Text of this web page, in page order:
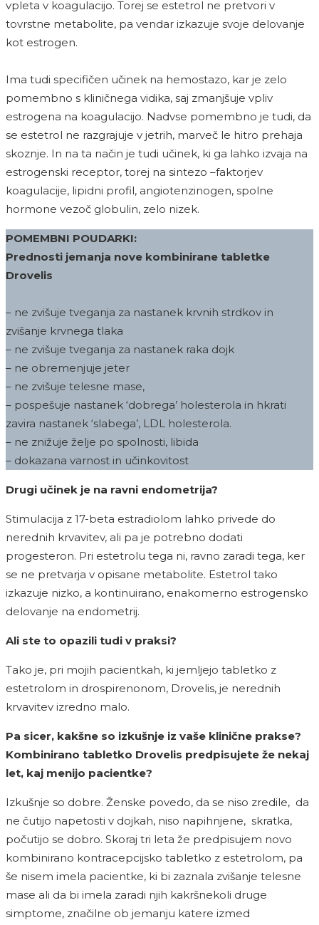
vpleta v koagulacijo. Torej se estetrol ne pretvori v
tovrstne metabolite, pa vendar izkazuje svoje delovanje
kot estrogen.
Ima tudi specifičen učinek na hemostazo, kar je zelo
pomembno s kliničnega vidika, saj zmanjšuje vpliv
estrogena na koagulacijo. Nadvse pomembno je tudi, da
se estetrol ne razgrajuje v jetrih, marveč le hitro prehaja
skoznje. In na ta način je tudi učinek, ki ga lahko izvaja na
estrogenski receptor, torej na sintezo –faktorjev
koagulacije, lipidni profil, angiotenzinogen, spolne
hormone vezoč globulin, zelo nizek.
POMEMBNI POUDARKI:
Prednosti jemanja nove kombinirane tabletke
Drovelis
– ne zvišuje tveganja za nastanek krvnih strdkov in
zvišanje krvnega tlaka
– ne zvišuje tveganja za nastanek raka dojk
– ne obremenjuje jeter
– ne zvišuje telesne mase,
– pospešuje nastanek ‘dobrega’ holesterola in hkrati
zavira nastanek ‘slabega’, LDL holesterola.
– ne znižuje želje po spolnosti, libida
– dokazana varnost in učinkovitost
Drugi učinek je na ravni endometrija?
Stimulacija z 17-beta estradiolom lahko privede do
nerednih krvavitev, ali pa je potrebno dodati
progesteron. Pri estetrolu tega ni, ravno zaradi tega, ker
se ne pretvarja v opisane metabolite. Estetrol tako
izkazuje nizko, a kontinuirano, enakomerno estrogensko
delovanje na endometrij.
Ali ste to opazili tudi v praksi?
Tako je, pri mojih pacientkah, ki jemljejo tabletko z
estetrolom in drospirenonom, Drovelis, je nerednih
krvavitev izredno malo.
Pa sicer, kakšne so izkušnje iz vaše klinične prakse?
Kombinirano tabletko Drovelis predpisujete že nekaj
let, kaj menijo pacientke?
Izkušnje so dobre. Ženske povedo, da se niso zredile, da
ne čutijo napetosti v dojkah, niso napihnjene, skratka,
počutijo se dobro. Skoraj tri leta že predpisujem novo
kombinirano kontracepcijsko tabletko z estetrolom, pa
še nisem imela pacientke, ki bi zaznala zvišanje telesne
mase ali da bi imela zaradi njih kakršnekoli druge
simptome, značilne ob jemanju katere izmed